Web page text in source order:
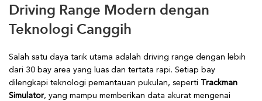
Driving Range Modern dengan
Teknologi Canggih
Salah satu daya tarik utama adalah driving range dengan lebih
dari 30 bay area yang luas dan tertata rapi. Setiap bay
dilengkapi teknologi pemantauan pukulan, seperti
Trackman
Simulator, yang mampu memberikan data akurat mengenai